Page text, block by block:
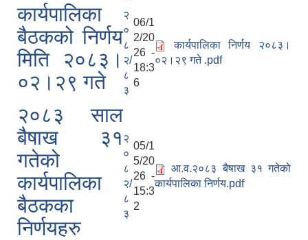
कार्यपालिका
बैठकको निर्णय
मिति २०८३।
०२।२९ गते
२
०
८
२/
८
३
06/1
2/20
26 -
18:3
6
कार्यपालिका निर्णय २०८३।
०२।२९ गते .pdf
२०८३ साल
बैषाख ३१
गतेको
कार्यपालिका
बैठकका
निर्णयहरु
२
०
८
२/
८
३
05/1
5/20
26 -
15:3
2
आ.व.२०८३ बैषाख ३१ गतेको
कार्यपालिका निर्णय.pdf